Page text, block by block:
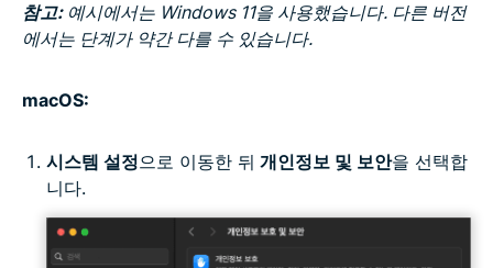
참고:예시에서는 Windows 11을 사용했습니다. 다른 버전
에서는 단계가 약간 다를 수 있습니다.
macOS:
시스템 설정으로 이동한 뒤 개인정보 및 보안을 선택합
니다.